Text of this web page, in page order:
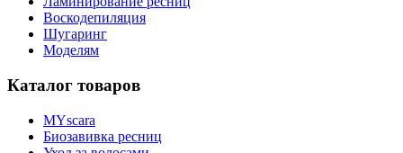
Воскодепиляция
Шугаринг
Моделям
Каталог товаров
MYscara
Биозавивка ресниц